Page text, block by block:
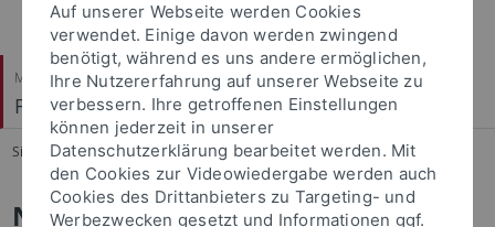
Mathematisch-Naturwissenschaftliche Fakultät
Fachbereich Biologie
Sie sind hier: Startseite ... Studiengänge
Notenverbessernde Leistungen
Auf unserer Webseite werden Cookies
verwendet. Einige davon werden zwingend
benötigt, während es uns andere ermöglichen,
Ihre Nutzererfahrung auf unserer Webseite zu
verbessern. Ihre getroffenen Einstellungen
können jederzeit in unserer
Datenschutzerklärung bearbeitet werden. Mit
den Cookies zur Videowiedergabe werden auch
Cookies des Drittanbieters zu Targeting- und
Werbezwecken gesetzt und Informationen ggf.